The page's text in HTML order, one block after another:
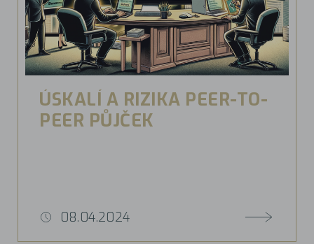
ÚSKALÍ A RIZIKA PEER-TO-
PEER PŮJČEK
08.04.2024